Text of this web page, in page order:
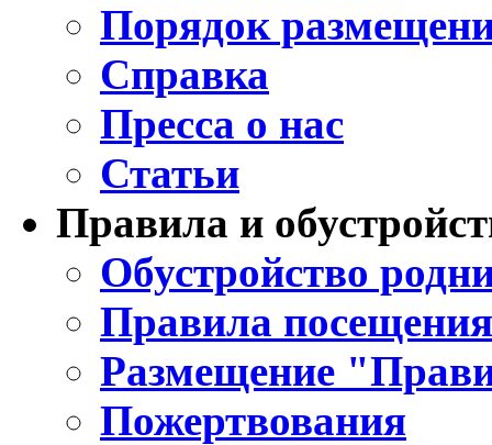
Порядок
Справка
Пресса о нас
Статьи
Правила и
Обустройство
Правила
Размещение
Пожертвования